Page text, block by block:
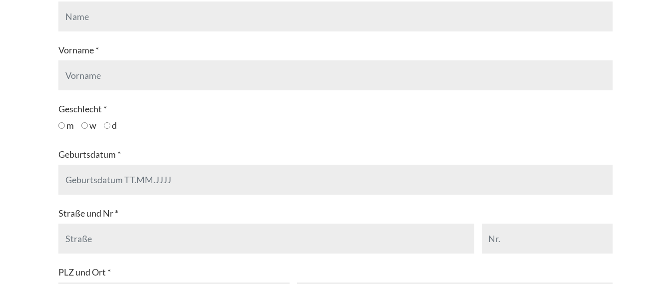
Vorname *
Geschlecht *
m
w d
Geburtsdatum *
Straße und Nr *
PLZ und Ort *